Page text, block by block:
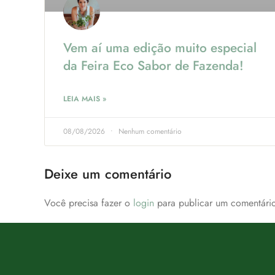
Vem aí uma edição muito especial
da Feira Eco Sabor de Fazenda!
LEIA MAIS »
08/08/2026 Nenhum comentário
Deixe um comentário
Você precisa fazer o login para publicar um